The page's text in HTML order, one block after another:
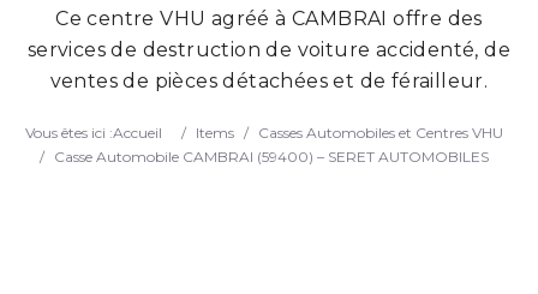
Search
Ce centre VHU agréé à CAMBRAI offre des
services de destruction de voiture accidenté, de
ventes de pièces détachées et de férailleur.
Vous êtes ici :Accueil / Items / Casses Automobiles et Centres VHU
/ Casse Automobile CAMBRAI (59400) – SERET AUTOMOBILES